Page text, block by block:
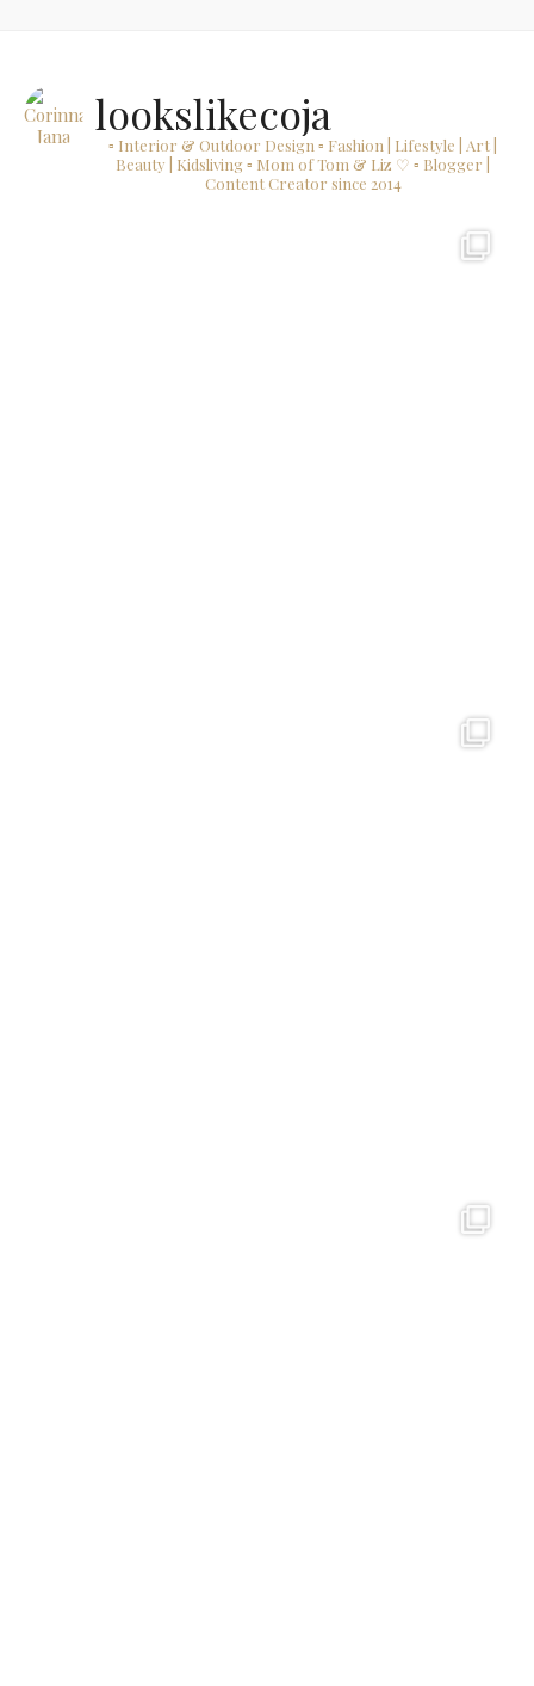
lookslikecoja
▫ Interior & Outdoor Design ▫ Fashion | Lifestyle | Art |
Beauty | Kidsliving▫ Mom of Tom & Liz ♡ ▫ Blogger |
Content Creator since 2014